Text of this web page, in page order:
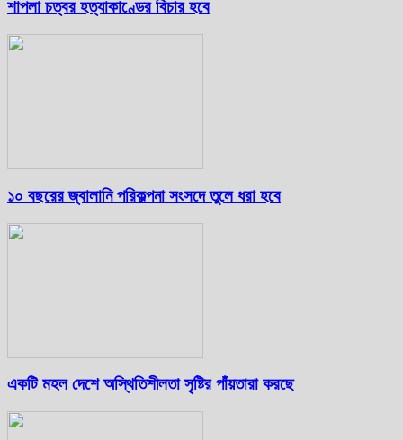
শাপলা চত্বর হত্যাকাণ্ডের বিচার হবে
১০ বছরের জ্বালানি পরিকল্পনা সংসদে তুলে ধরা হবে
একটি মহল দেশে অস্থিতিশীলতা সৃষ্টির পাঁয়তারা করছে